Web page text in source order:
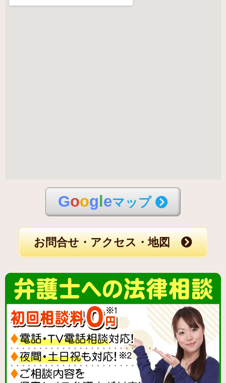
Googleマップ
お問合せ・アクセス・地図